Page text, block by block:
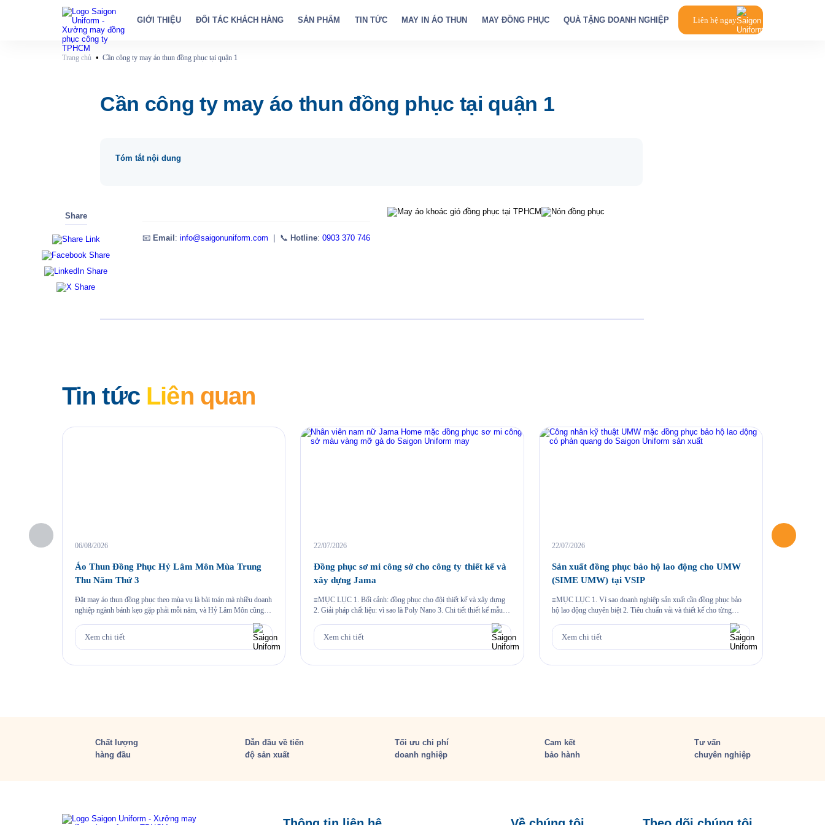
GIỚI THIỆU ĐỐI TÁC KHÁCH HÀNG SẢN PHẨM TIN TỨC MAY IN ÁO THUN MAY ĐỒNG PHỤC QUÀ TẶNG DOANH NGHIỆP Liên hệ ngay
Trang chủ • Cần công ty may áo thun đồng phục tại quận 1
Cần công ty may áo thun đồng phục tại quận 1
Tóm tắt nội dung
Share
📧 Email : info@saigonuniform.com | 📞 Hotline: 0903 370 746
Tin tức Liên quan
06/08/2026
Áo Thun Đồng Phục Hỷ Lâm Môn Mùa Trung
Thu Năm Thứ 3
Đặt may áo thun đồng phục theo mùa vụ là bài toán mà nhiều doanh
nghiệp ngành bánh kẹo gặp phải mỗi năm, và Hỷ Lâm Môn cũng
Lâm Môn lại cùng Saigon Uniform chuẩn bị một bộ đồng phục […]
Xem chi tiết
22/07/2026
Đồng phục sơ mi công sở cho công ty thiết kế và
xây dựng Jama
≡MỤC LỤC 1. Bối cảnh: đồng phục cho đội thiết kế và xây dựng
2. Giải pháp chất liệu: vì sao là Poly Nano 3. Chi tiết thiết kế mẫu
thực hiện cho Jama 6. Câu hỏi thường gặp 6.1. Vải […]
Xem chi tiết
22/07/2026
Sản xuất đồng phục bảo hộ lao động cho UMW
(SIME UMW) tại VSIP
≡MỤC LỤC 1. Vì sao doanh nghiệp sản xuất cần đồng phục bảo
hộ lao động chuyên biệt 2. Tiêu chuẩn vải và thiết kế cho từng
UMW tại VSIP 4. Quy trình đặt đồng phục bảo hộ lao động […]
Xem chi tiết
04/06/2026
Chất lượng
hàng đầu
Dẫn đầu về tiến
độ sản xuất
Tối ưu chi phí
doanh nghiệp
Cam kết
bảo hành
Tư vấn
chuyên nghiệp